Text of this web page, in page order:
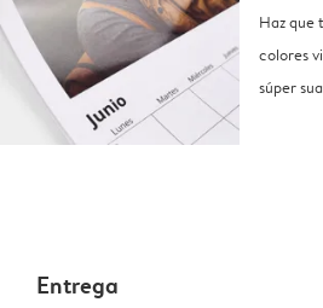
Haz que
colores
súper
Entrega